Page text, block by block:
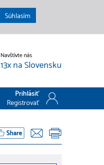
Súhlasím
Navštívte nás
13x na Slovensku
Prihlásiť
Registrovať
Registrovať